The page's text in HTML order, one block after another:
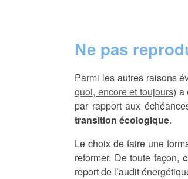
Ne pas
Parmi les autres raisons
quoi, encore et toujours) a
par rapport aux
transition écologique.
Le choix de faire une
reformer. De toute façon,
report de l’audit